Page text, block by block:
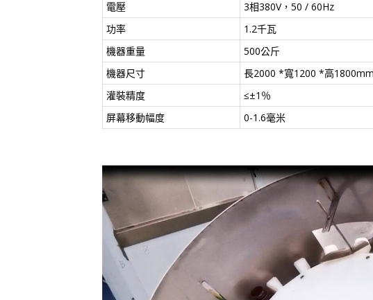
電壓
3相380V，50 / 60Hz
功率
1.2千瓦
機器重量
500公斤
機器尺寸
長2000 *寬1200 *高1800mm
灌裝精度
≤±1％
屏幕移動幅度
0-1.6毫米